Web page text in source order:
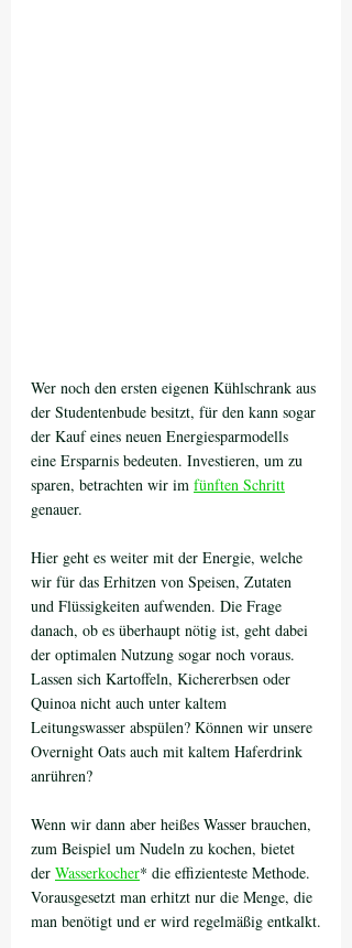
Wer noch den ersten eigenen Kühlschrank aus
der Studentenbude besitzt, für den kann sogar
der Kauf eines neuen Energiesparmodells
eine Ersparnis bedeuten. Investieren, um zu
sparen, betrachten wir im fünften Schritt
genauer.
Hier geht es weiter mit der Energie, welche
wir für das Erhitzen von Speisen, Zutaten
und Flüssigkeiten aufwenden. Die Frage
danach, ob es überhaupt nötig ist, geht dabei
der optimalen Nutzung sogar noch voraus.
Lassen sich Kartoffeln, Kichererbsen oder
Quinoa nicht auch unter kaltem
Leitungswasser abspülen? Können wir unsere
Overnight Oats auch mit kaltem Haferdrink
anrühren?
Wenn wir dann aber heißes Wasser brauchen,
zum Beispiel um Nudeln zu kochen, bietet
der Wasserkocher* die effizienteste Methode.
Vorausgesetzt man erhitzt nur die Menge, die
man benötigt und er wird regelmäßig entkalkt.